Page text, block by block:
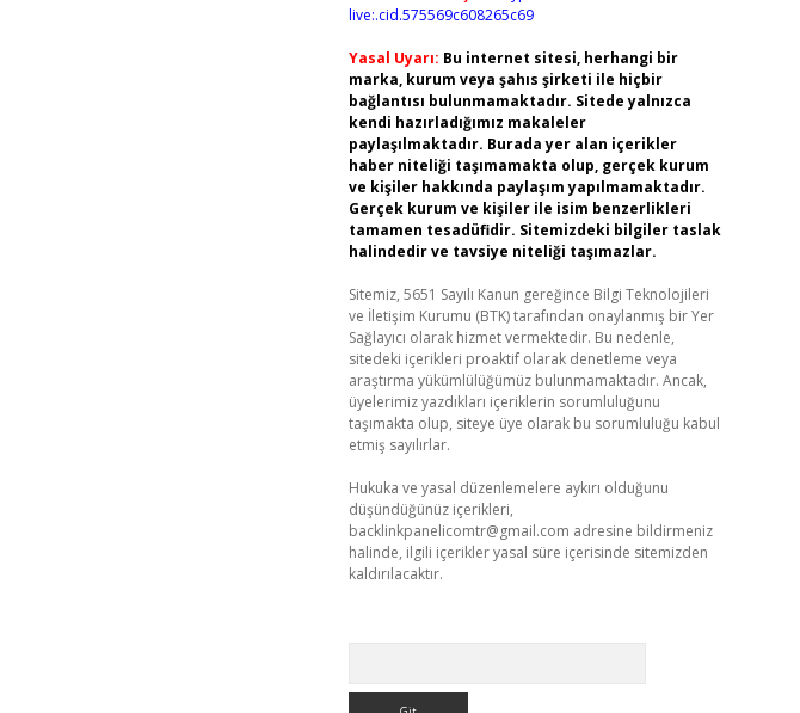
live:.cid.575569c608265c69
Yasal Uyarı: Bu internet sitesi, herhangi bir
marka, kurum veya şahıs şirketi ile hiçbir
bağlantısı bulunmamaktadır. Sitede yalnızca
kendi hazırladığımız makaleler
paylaşılmaktadır. Burada yer alan içerikler
haber niteliği taşımamakta olup, gerçek kurum
ve kişiler hakkında paylaşım yapılmamaktadır.
Gerçek kurum ve kişiler ile isim benzerlikleri
tamamen tesadüfidir. Sitemizdeki bilgiler taslak
halindedir ve tavsiye niteliği taşımazlar.
Sitemiz, 5651 Sayılı Kanun gereğince Bilgi Teknolojileri
ve İletişim Kurumu (BTK) tarafından onaylanmış bir Yer
Sağlayıcı olarak hizmet vermektedir. Bu nedenle,
sitedeki içerikleri proaktif olarak denetleme veya
araştırma yükümlülüğümüz bulunmamaktadır. Ancak,
üyelerimiz yazdıkları içeriklerin sorumluluğunu
taşımakta olup, siteye üye olarak bu sorumluluğu kabul
etmiş sayılırlar.
Hukuka ve yasal düzenlemelere aykırı olduğunu
düşündüğünüz içerikleri,
backlinkpanelicomtr@gmail.com adresine bildirmeniz
halinde, ilgili içerikler yasal süre içerisinde sitemizden
kaldırılacaktır.